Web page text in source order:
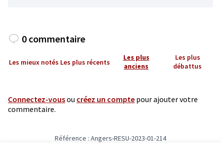
0 commentaire
Les mieux notés Les plus récents
Les plus
anciens
Les plus
débattus
Connectez-vousou créez un compte pour ajouter votre
commentaire.
Référence : Angers-RESU-2023-01-214